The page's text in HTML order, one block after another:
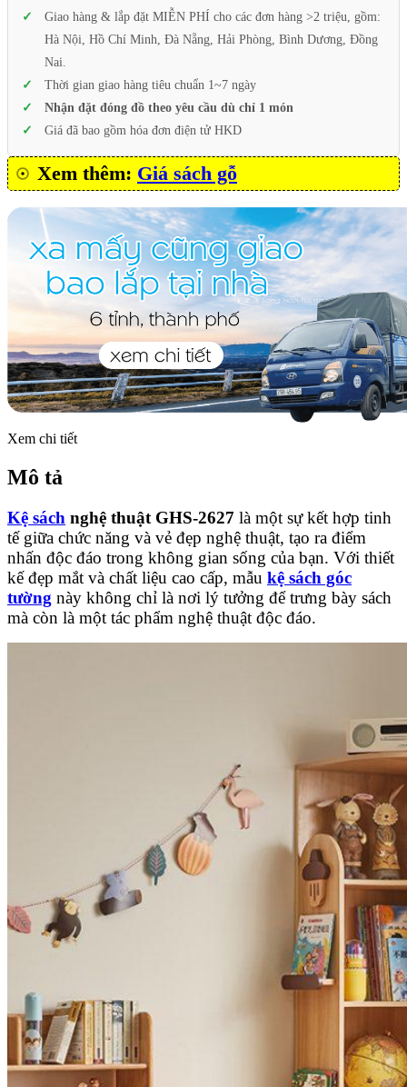
Giao hàng & lắp đặt MIỄN PHÍ cho các đơn hàng >2 triệu, gồm:
Hà Nội, Hồ Chí Minh, Đà Nẵng, Hải Phòng, Bình Dương, Đồng
Nai.
Thời gian giao hàng tiêu chuẩn 1~7 ngày
Nhận đặt đóng đồ theo yêu cầu dù chỉ 1 món
Giá đã bao gồm hóa đơn điện tử HKD
Xem thêm: Giá sách gỗ
Xem chi tiết
Mô tả
Kệ sách nghệ thuật GHS-2627 là một sự kết hợp tinh
tế giữa chức năng và vẻ đẹp nghệ thuật, tạo ra điểm
nhấn độc đáo trong không gian sống của bạn. Với thiết
kế đẹp mắt và chất liệu cao cấp, mẫu kệ sách góc
tường này không chỉ là nơi lý tưởng để trưng bày sách
mà còn là một tác phẩm nghệ thuật độc đáo.